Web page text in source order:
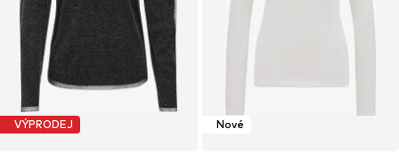
VÝPRODEJ Nové